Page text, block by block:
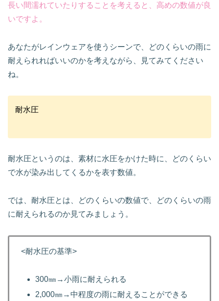
長い間濡れていたりすることを考えると、高めの数値が良
いですよ。
あなたがレインウェアを使うシーンで、どのくらいの雨に
耐えられればいいのかを考えながら、見てみてください
ね。
耐水圧
耐水圧というのは、素材に水圧をかけた時に、どのくらい
で水が染み出してくるかを表す数値。
では、耐水圧とは、どのくらいの数値で、どのくらいの雨
に耐えられるのか見てみましょう。
<耐水圧の基準>
300㎜→小雨に耐えられる
2,000㎜→中程度の雨に耐えることができる